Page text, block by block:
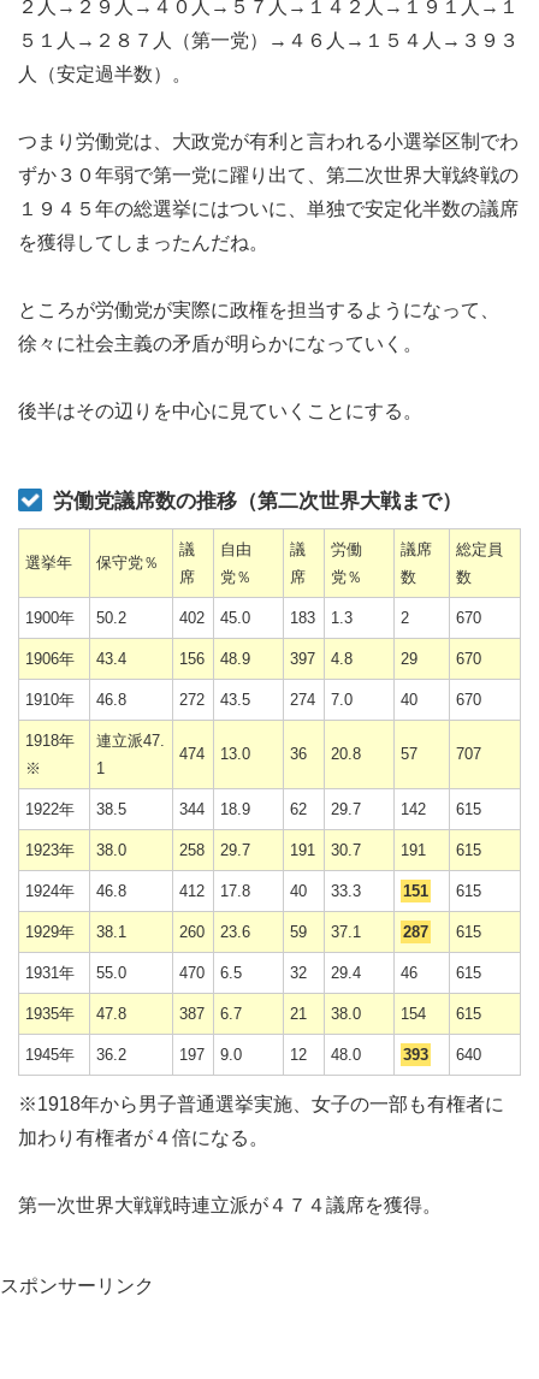
２人→２９人→４０人→５７人→１４２人→１９１人→１
５１人→２８７人（第一党）→４６人→１５４人→３９３
人（安定過半数）。
つまり労働党は、大政党が有利と言われる小選挙区制でわ
ずか３０年弱で第一党に躍り出て、第二次世界大戦終戦の
１９４５年の総選挙にはついに、単独で安定化半数の議席
を獲得してしまったんだね。
ところが労働党が実際に政権を担当するようになって、
徐々に社会主義の矛盾が明らかになっていく。
後半はその辺りを中心に見ていくことにする。
労働党議席数の推移（第二次世界大戦まで）
選挙年 保守党％
議
席
自由
党％
議
席
労働
党％
議席
数
総定員
数
1900年 50.2 402 45.0 183 1.3 2 670
1906年 43.4 156 48.9 397 4.8 29 670
1910年 46.8 272 43.5 274 7.0 40 670
1918年
※
連立派47.
1
474 13.0 36 20.8 57 707
1922年 38.5 344 18.9 62 29.7 142 615
1923年 38.0 258 29.7 191 30.7 191 615
1924年 46.8 412 17.8 40 33.3 151 615
1929年 38.1 260 23.6 59 37.1 287 615
1931年 55.0 470 6.5 32 29.4 46 615
1935年 47.8 387 6.7 21 38.0 154 615
1945年 36.2 197 9.0 12 48.0 393 640
※1918年から男子普通選挙実施、女子の一部も有権者に
加わり有権者が４倍になる。
第一次世界大戦戦時連立派が４７４議席を獲得。
スポンサーリンク